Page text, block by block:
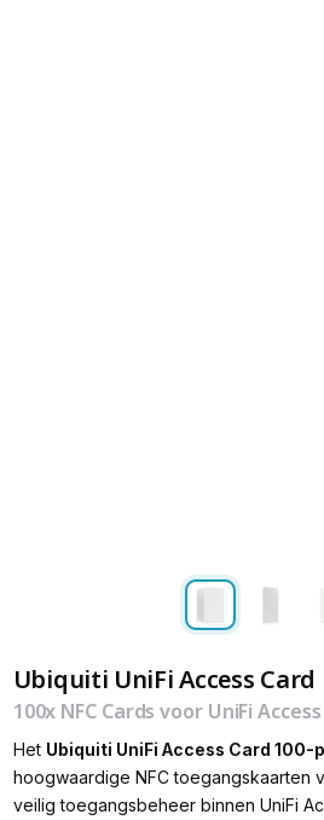
Ubiquiti UniFi Access Card
100x NFC Cards voor UniFi
Het Ubiquiti UniFi Access Card 100-
hoogwaardige NFC toegangskaarten
veilig toegangsbeheer binnen UniFi